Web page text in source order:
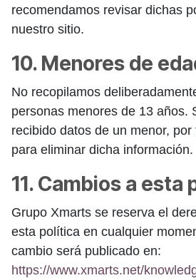
recomendamos revisar dichas
nuestro sitio.
10. Menores de
No recopilamos
personas menores de 13 años.
recibido datos de un menor,
para eliminar dicha información.
11. Cambios a esta
Grupo Xmarts se reserva el
esta política en cualquier
cambio será publicado en:
https://www.xmarts.net/